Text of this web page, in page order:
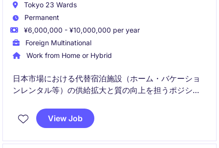
Tokyo 23 Wards
Permanent
¥6,000,000 - ¥10,000,000 per year
Foreign Multinational
Work from Home or Hybrid
日本市場における代替宿泊施設（ホーム・バケーショ
ンレンタル等）の供給拡大と質の向上を担うポジショ
パートナーとの関係構築とデータ分析を通じて、持続
View Job